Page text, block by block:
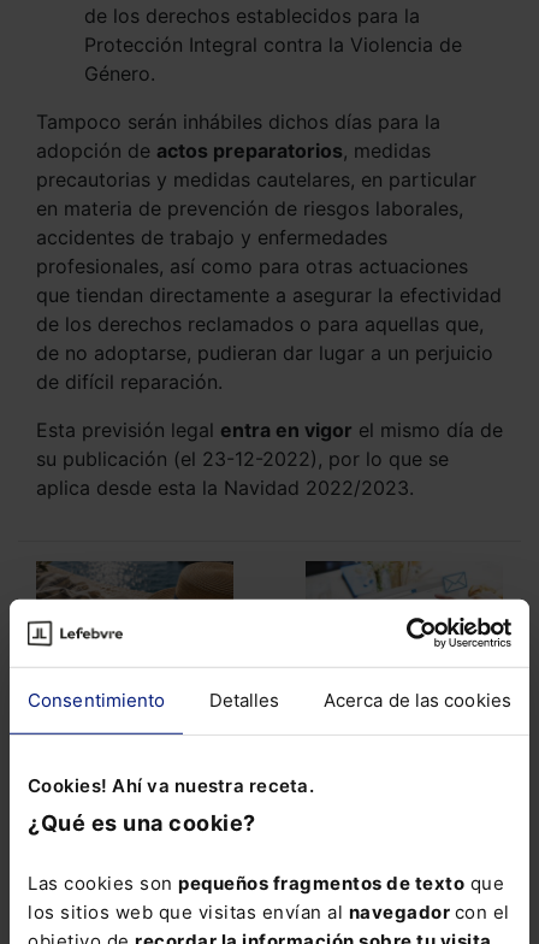
Consentimiento Detalles Acerca de las cookies
Cookies! Ahí va nuestra receta.
¿Qué es una cookie?
Las cookies son pequeños fragmentos de texto que
los sitios web que visitas envían al navegador con el
de los derechos establecidos para la
Protección Integral contra la Violencia de
Género.
Tampoco serán inhábiles dichos días para la
adopción de actos preparatorios, medidas
precautorias y medidas cautelares, en particular
en materia de prevención de riesgos laborales,
accidentes de trabajo y enfermedades
profesionales, así como para otras actuaciones
que tiendan directamente a asegurar la efectividad
de los derechos reclamados o para aquellas que,
de no adoptarse, pudieran dar lugar a un perjuicio
de difícil reparación.
Esta previsión legal entra en vigor el mismo día de
su publicación (el 23-12-2022), por lo que se
aplica desde esta la Navidad 2022/2023.
desea felices
vacaciones
10/2026